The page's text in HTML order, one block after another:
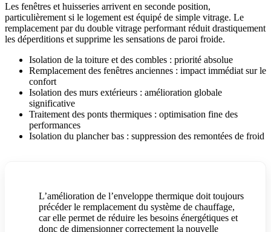
Les fenêtres et huisseries arrivent en seconde position,
particulièrement si le logement est équipé de simple vitrage. Le
remplacement par du double vitrage performant réduit drastiquement
les déperditions et supprime les sensations de paroi froide.
Isolation de la toiture et des combles : priorité absolue
Remplacement des fenêtres anciennes : impact immédiat sur le
confort
Isolation des murs extérieurs : amélioration globale
significative
Traitement des ponts thermiques : optimisation fine des
performances
Isolation du plancher bas : suppression des remontées de froid
L’amélioration de l’enveloppe thermique doit toujours
précéder le remplacement du système de chauffage,
car elle permet de réduire les besoins énergétiques et
donc de dimensionner correctement la nouvelle